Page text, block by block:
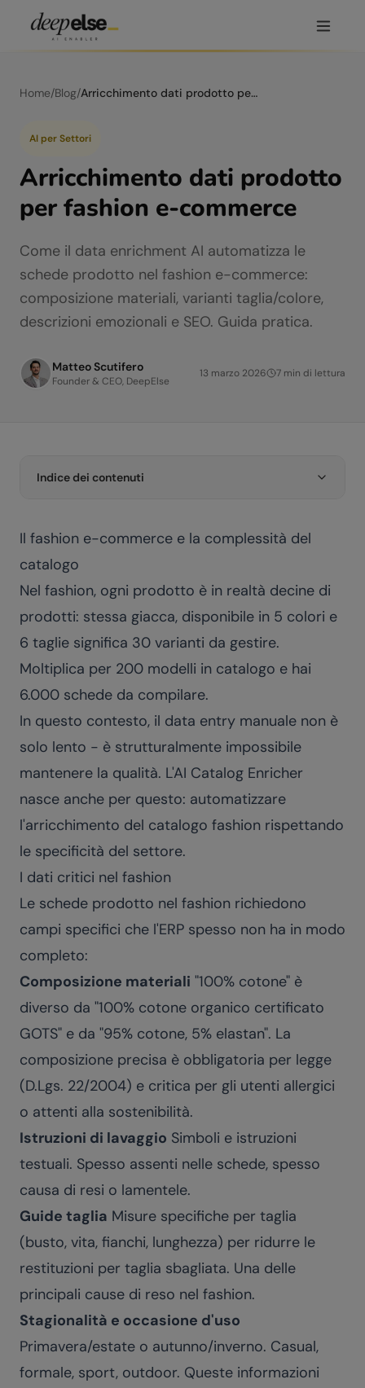
Home/Blog/ Arricchimento dati prodotto per fashion e-commerce
AI per Settori
Arricchimento dati prodotto
per fashion e-commerce
Come il data enrichment AI automatizza le
schede prodotto nel fashion e-commerce:
composizione materiali, varianti taglia/colore,
descrizioni emozionali e SEO. Guida pratica.
Matteo Scutifero
Founder & CEO, DeepElse
13 marzo 2026 7 min di lettura
Indice dei contenuti
Il fashion e-commerce e la complessità del
catalogo
Nel fashion, ogni prodotto è in realtà decine di
prodotti: stessa giacca, disponibile in 5 colori e
6 taglie significa 30 varianti da gestire.
Moltiplica per 200 modelli in catalogo e hai
6.000 schede da compilare.
In questo contesto, il data entry manuale non è
solo lento - è strutturalmente impossibile
mantenere la qualità. L'AI Catalog Enricher
nasce anche per questo: automatizzare
l'arricchimento del catalogo fashion rispettando
le specificità del settore.
I dati critici nel fashion
Le schede prodotto nel fashion richiedono
campi specifici che l'ERP spesso non ha in modo
completo:
Composizione materiali "100% cotone" è
diverso da "100% cotone organico certificato
GOTS" e da "95% cotone, 5% elastan". La
composizione precisa è obbligatoria per legge
(D.Lgs. 22/2004) e critica per gli utenti allergici
o attenti alla sostenibilità.
Istruzioni di lavaggio Simboli e istruzioni
testuali. Spesso assenti nelle schede, spesso
causa di resi o lamentele.
Guide taglia Misure specifiche per taglia
(busto, vita, fianchi, lunghezza) per ridurre le
restituzioni per taglia sbagliata. Una delle
principali cause di reso nel fashion.
Stagionalità e occasione d'uso
Primavera/estate o autunno/inverno. Casual,
formale, sport, outdoor. Queste informazioni